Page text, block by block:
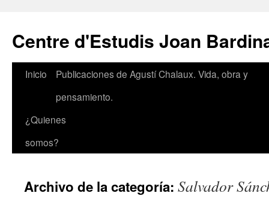
contenido
Centre d'Estudis Joan
Inicio
Publicaciones de Agustí Chalaux. Vida, obra y
pensamiento.
¿Quienes
somos?
Archivo de la categoría: Salvador